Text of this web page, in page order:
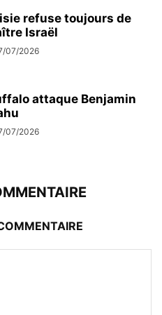
refuse toujours de
Israël
07/2026
attaque Benjamin
07/2026